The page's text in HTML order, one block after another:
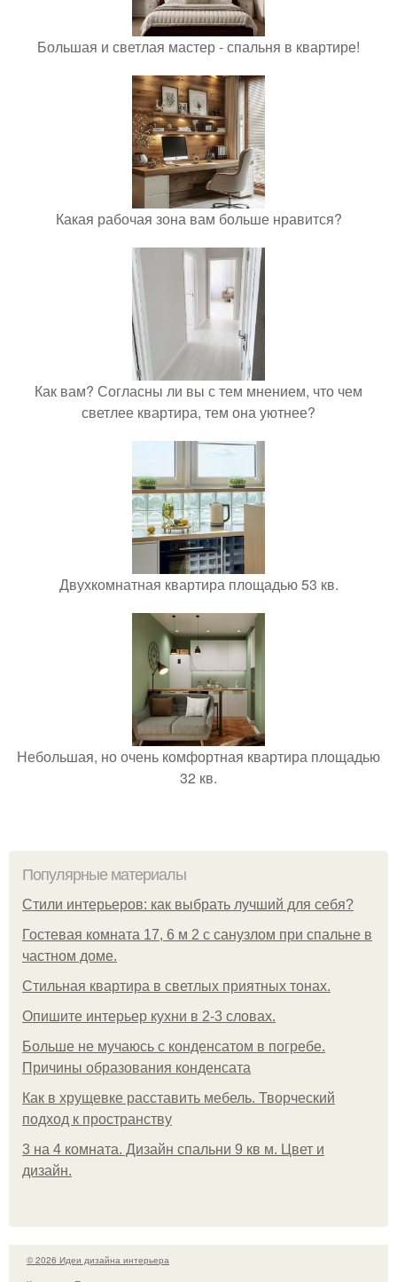
Большая и светлая мастер - спальня в квартире!
Какая рабочая зона вам больше нравится?
Как вам? Согласны ли вы с тем мнением, что чем
светлее квартира, тем она уютнее?
Двухкомнатная квартира площадью 53 кв.
Небольшая, но очень комфортная квартира площадью
32 кв.
Популярные материалы
Стили интерьеров: как выбрать лучший для себя?
Гостевая комната 17, 6 м 2 с санузлом при спальне в
частном доме.
Стильная квартира в светлых приятных тонах.
Опишите интерьер кухни в 2-3 словах.
Больше не мучаюсь с конденсатом в погребе.
Причины образования конденсата
Как в хрущевке расставить мебель. Творческий
подход к пространству
3 на 4 комната. Дизайн спальни 9 кв м. Цвет и
дизайн.
© 2026 Идеи дизайна интерьера